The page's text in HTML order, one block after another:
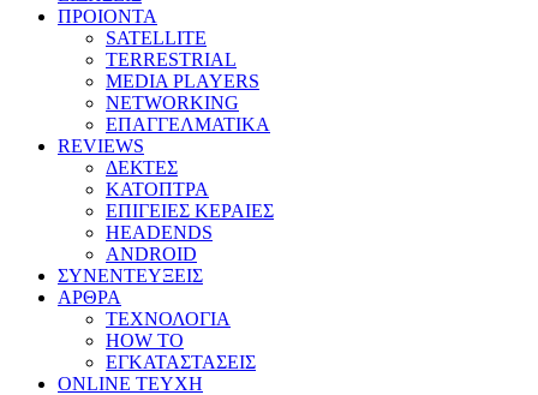
ΠΡΟΙΟΝΤΑ
SATELLITE
TERRESTRIAL
MEDIA PLAYERS
NETWORKING
ΕΠΑΓΓΕΛΜΑΤΙΚΑ
REVIEWS
ΔΕΚΤΕΣ
ΚΑΤΟΠΤΡΑ
ΕΠΙΓΕΙΕΣ ΚΕΡΑΙΕΣ
HEADENDS
ANDROID
ΣΥΝΕΝΤΕΥΞΕΙΣ
ΑΡΘΡΑ
ΤΕΧΝΟΛΟΓΙΑ
HOW TO
ΕΓΚΑΤΑΣΤΑΣΕΙΣ
ONLINE TEYXH